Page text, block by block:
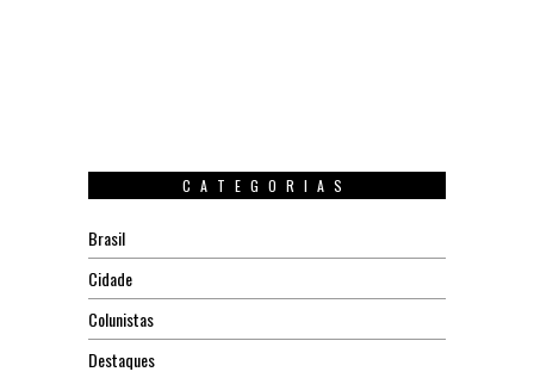
CATEGORIAS
Brasil
Cidade
Colunistas
Destaques